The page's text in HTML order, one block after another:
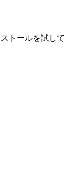
トールを試して